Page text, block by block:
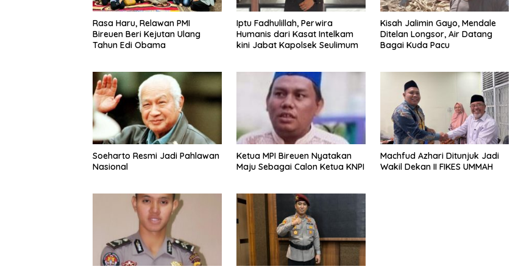
Rasa Haru, Relawan PMI
Bireuen Beri Kejutan Ulang
Tahun Edi Obama
Iptu Fadhulillah, Perwira
Humanis dari Kasat Intelkam
kini Jabat Kapolsek Seulimum
Kisah Jalimin Gayo, Mendale
Ditelan Longsor, Air Datang
Bagai Kuda Pacu
Soeharto Resmi Jadi Pahlawan
Nasional
Ketua MPI Bireuen Nyatakan
Maju Sebagai Calon Ketua KNPI
Machfud Azhari Ditunjuk Jadi
Wakil Dekan II FIKES UMMAH